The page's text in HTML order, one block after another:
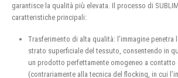
garantisce la qualità più elevata. Il processo di
caratteristiche principali:
Trasferimento di alta qualità: l’immagine penetra
strato superficiale del tessuto, consentendo in
un prodotto perfettamente omogeneo a contatto
(contrariamente alla tecnica del flocking, in cui